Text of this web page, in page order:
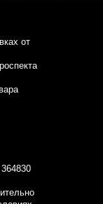
от